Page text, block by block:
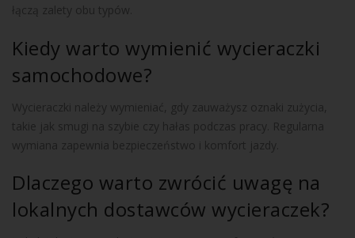
łączą zalety obu typów.
Kiedy warto wymienić wycieraczki
samochodowe?
Wycieraczki należy wymieniać, gdy zauważysz oznaki zużycia,
takie jak smugi na szybie czy hałas podczas pracy. Regularna
wymiana zapewnia bezpieczeństwo i komfort jazdy.
Dlaczego warto zwrócić uwagę na
lokalnych dostawców wycieraczek?